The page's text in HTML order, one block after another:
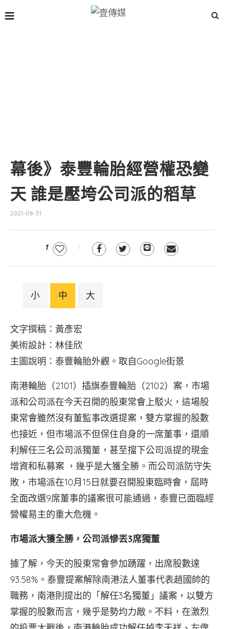
幕後》泰豐輪胎經營權恐變
天 誰是壓垮公司派的稻草
2021-08-31
1
小 中 大
文字撰稿：黃彥宏
美術設計：林佳欣
主圖說明：泰豐輪胎外觀。取自Google街景
南港輪胎（2101）插旗泰豐輪胎（2102）案，市場
派和公司派在今天召開的股東常會上駁火，這場股
東常會雖然沒有董監事改選提案，雙方掌握的股數
也接近，但市場派不但保住自身的一席董事，還順
利解任三名公司派獨董，甚至擋下公司派提的現金
增資和私募案 ，幾乎是大獲全勝。而公司派防守失
敗，市場派在10月15日就要召開股東臨時會，屆時
全面改選9席董事的議案很可能通過，泰豐已面臨經
營權易主的重大危機。
市場派大獲全勝，公司派慘丟3席獨董
據了解，今天的股東常會參加踴躍，出席股數達
93.58%。泰豐提案解除南港法人董事代表趙國帥的
職務，南港則提出的「解任3名獨董」議案，以雙方
掌握的股數而言，幾乎是勢均力敵。不料，在激烈